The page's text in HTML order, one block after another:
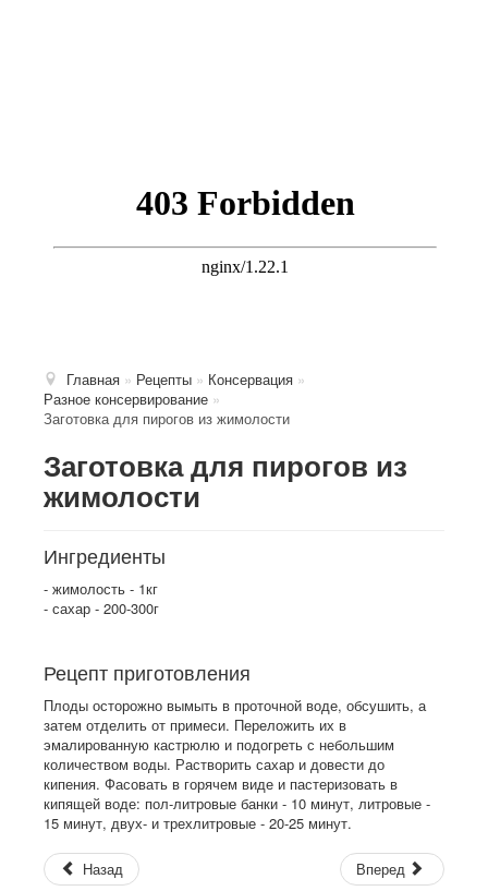
Главная » Рецепты » Консервация »
Разное консервирование »
Заготовка для пирогов из жимолости
Заготовка для пирогов из
жимолости
Ингредиенты
- жимолость - 1кг
- сахар - 200-300г
Рецепт приготовления
Плоды осторожно вымыть в проточной воде, обсушить, а
затем отделить от примеси. Переложить их в
эмалированную кастрюлю и подогреть с небольшим
количеством воды. Растворить сахар и довести до
кипения. Фасовать в горячем виде и пастеризовать в
кипящей воде: пол-литровые банки - 10 минут, литровые -
15 минут, двух- и трехлитровые - 20-25 минут.
Назад Вперед